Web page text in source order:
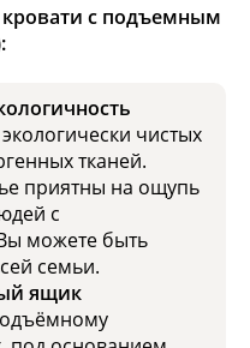
с подъемным
чистых
тканей.
приятны на ощупь
с
можете быть
семьи.
ящик